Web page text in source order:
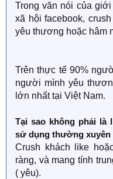
Trong văn nói của
xã hội facebook,
yêu thương hoặc hâm
Trên thực tế 90%
người mình yêu
lớn nhất tại Việt Nam.
Tại sao không phải là
sử dụng thường xuyên
Crush khách like
ràng, và mang tính
( yêu).